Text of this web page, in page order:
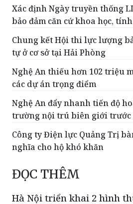
Xác định Ngày truyền thống
bảo đảm căn cứ khoa học,
Chung kết Hội thi lực lượng
tự ở cơ sở tại Hải Phòng
Nghệ An thiếu hơn 102 triệu
các dự án trọng điểm
Nghệ An đẩy nhanh tiến độ
trường nội trú biên giới trước
Công ty Điện lực Quảng Trị
nghĩa cho hộ khó khăn
ĐỌC THÊM
Hà Nội triển khai 2 hình